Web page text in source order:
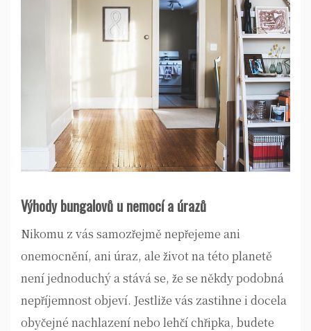
Výhody bungalovů u nemocí a úrazů
Nikomu z vás samozřejmě nepřejeme ani
onemocnění, ani úraz, ale život na této planetě
není jednoduchý a stává se, že se někdy podobná
nepříjemnost objeví. Jestliže vás zastihne i docela
obyčejné nachlazení nebo lehčí chřipka, budete